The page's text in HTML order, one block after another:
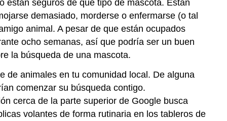
están seguros de qué tipo de mascota. Están
demasiado, morderse o enfermarse (o tal
animal. A pesar de que están ocupados
ocho semanas, así que podría ser un buen
la búsqueda de una mascota.
de animales en tu comunidad local. De alguna
comenzar su búsqueda contigo.
cerca de la parte superior de Google busca
volantes de forma rutinaria en los tableros de